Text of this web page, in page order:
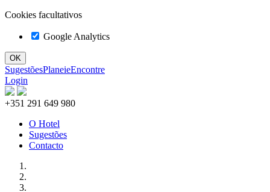
Cookies facultativos
Google Analytics
SugestõesPlaneieEncontre
Login
+351 291 649 980
O Hotel
Sugestões
Contacto